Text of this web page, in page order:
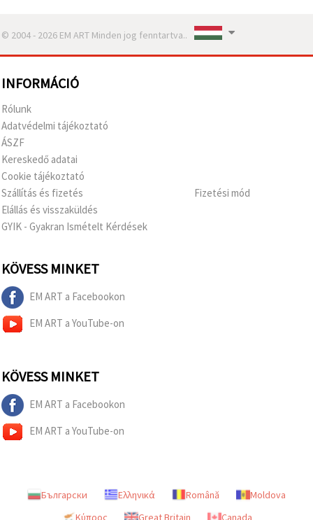
© 2004 - 2026 EM ART Minden jog fenntartva..
INFORMÁCIÓ
Rólunk
Adatvédelmi tájékoztató
ÁSZF
Kereskedő adatai
Cookie tájékoztató
Szállítás és fizetés
Elállás és visszaküldés
GYIK - Gyakran Ismételt Kérdések
Fizetési mód
KÖVESS MINKET
EM ART a Facebookon
EM ART a YouTube-on
KÖVESS MINKET
EM ART a Facebookon
EM ART a YouTube-on
Български Ελληνικά Română
Moldova
Κύπρος
Great Britain Canada